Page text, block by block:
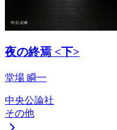
夜の終焉 <下>
堂場 瞬一
中央公論社
その他